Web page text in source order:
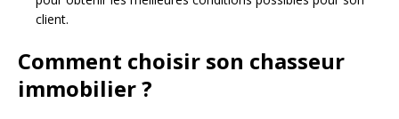
client.
Comment choisir son chasseur
immobilier ?